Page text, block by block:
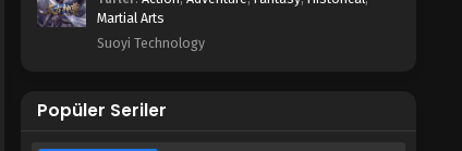
Martial Arts
Suoyi Technology
Popüler Seriler